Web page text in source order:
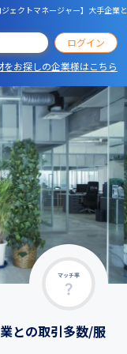
ェクトマネージャー】大手企業
ログイン
をお探しの企業様はこちら
マッチ率
との取引多数/服